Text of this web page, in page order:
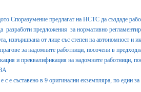
предлагат на НСТС да създаде
разработи предложения за нормативно
извършвана от лице със степен на автономност и
за надомните работници, посочени в
и преквалификация на надомните работници,
е съставено в 9 оригинални екземпляра, по един